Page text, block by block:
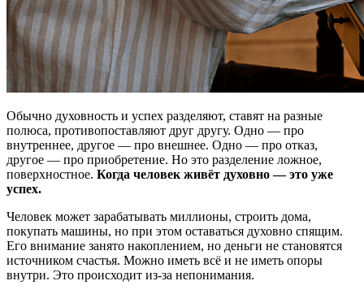
Обычно духовность и успех разделяют, ставят на разные
полюса, противопоставляют друг другу. Одно — про
внутреннее, другое — про внешнее. Одно — про отказ,
другое — про приобретение. Но это разделение ложное,
поверхностное. Когда человек живёт духовно — это уже
успех.
Человек может зарабатывать миллионы, строить дома,
покупать машины, но при этом оставаться духовно спящим.
Его внимание занято накоплением, но деньги не становятся
источником счастья. Можно иметь всё и не иметь опоры
внутри. Это происходит из-за непонимания.